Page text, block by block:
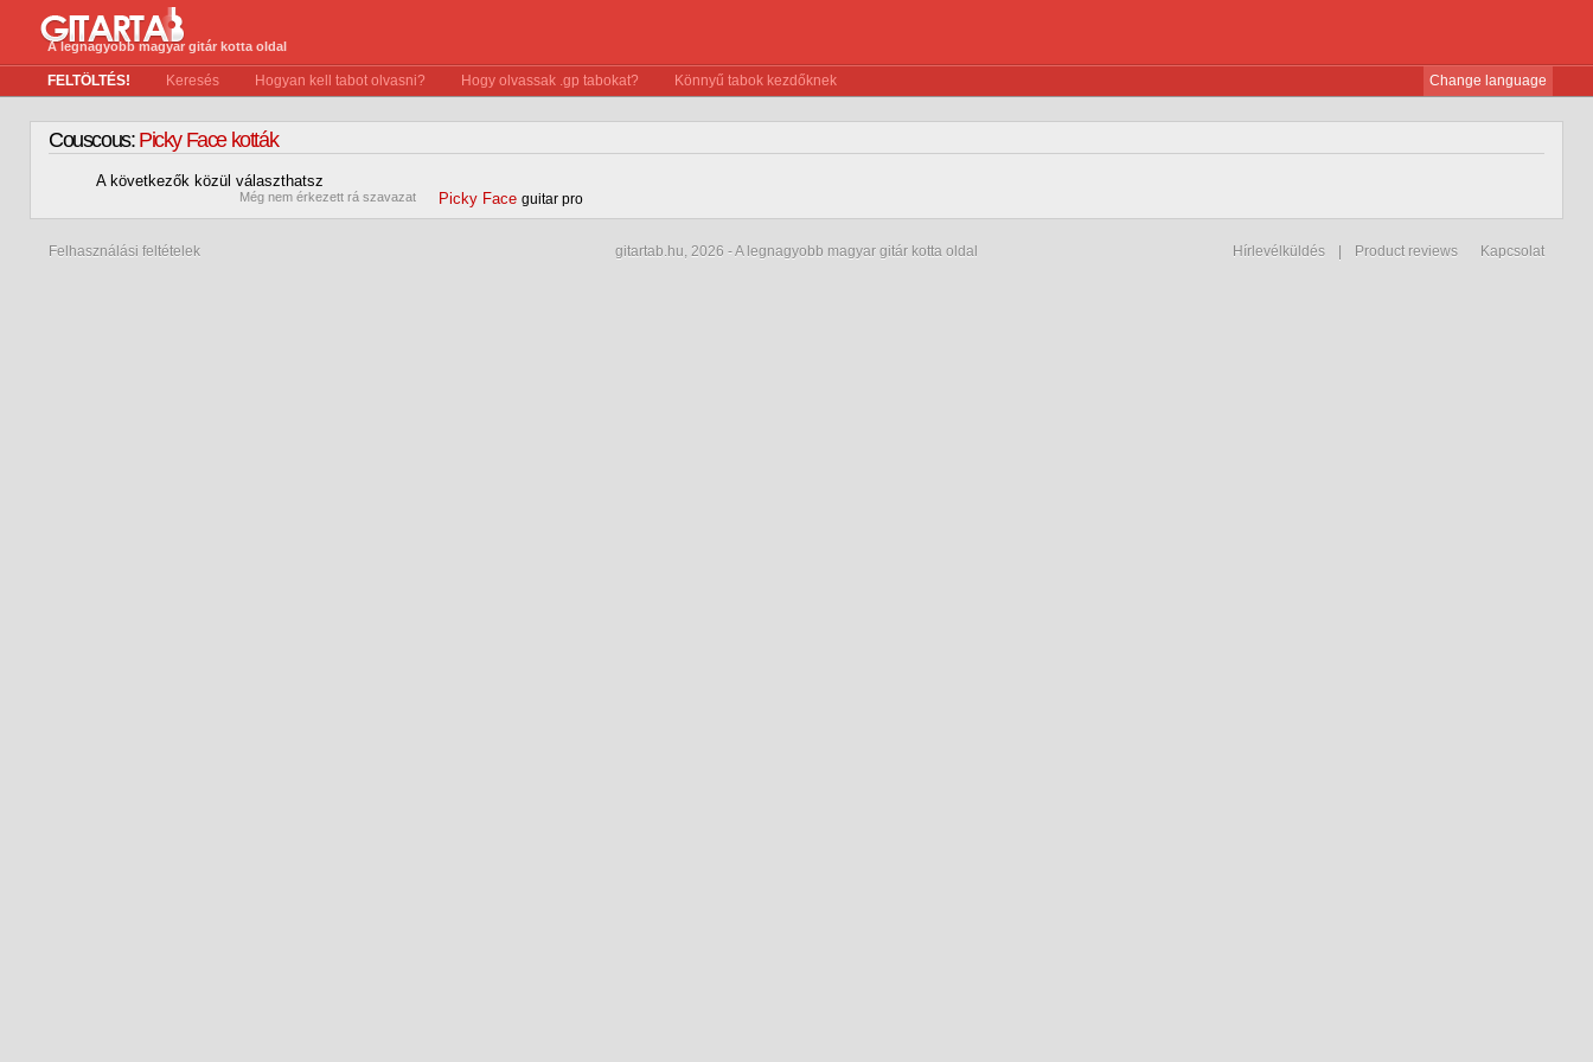
A legnagyobb magyar gitár kotta oldal
FELTÖLTÉS! Keresés Hogyan kell tabot olvasni? Hogy olvassak .gp tabokat? Könnyű tabok kezdőknek Change language
Couscous:Picky Face kották
A következők közül választhatsz
Még nem érkezett rá szavazat Picky Face guitar pro
Felhasználási feltételek Hírlevélküldés Product reviews Kapcsolat
gitartab.hu, 2026 - A legnagyobb magyar gitár kotta oldal